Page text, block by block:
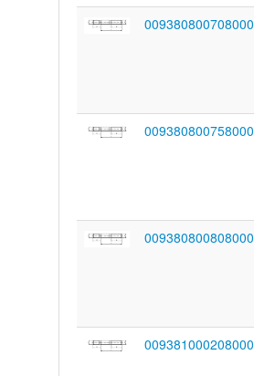
009380800708000
009380800758000
009380800808000
009381000208000